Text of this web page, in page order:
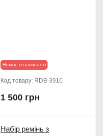
Немає в наявності
Код товару: RDB-3910
1 500 грн
Набір ремінь з